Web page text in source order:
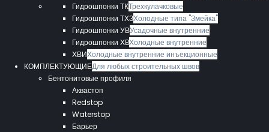
Гидрошпонки ТКТрехкулачковые
Гидрошпонки ТХЗХолодные типа "Змейка"
Гидрошпонки УВУсадочные внутренние
Гидрошпонки ХВХолодные внутренние
ХВИХолодные внутренние инъекционные
КОМПЛЕКТУЮЩИЕДля любых строительных швов
Бентонитовые профиля
Аквастоп
Redstop
Waterstop
Барьер